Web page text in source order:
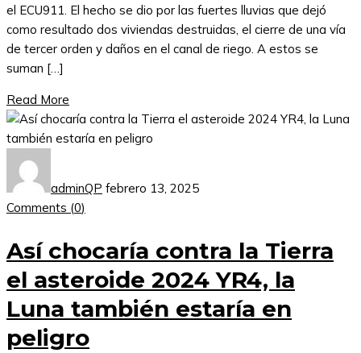
el ECU911. El hecho se dio por las fuertes lluvias que dejó
como resultado dos viviendas destruidas, el cierre de una vía
de tercer orden y daños en el canal de riego. A estos se
suman […]
Read More
adminQP febrero 13, 2025
Comments (0)
Así chocaría contra la Tierra
el asteroide 2024 YR4, la
Luna también estaría en
peligro